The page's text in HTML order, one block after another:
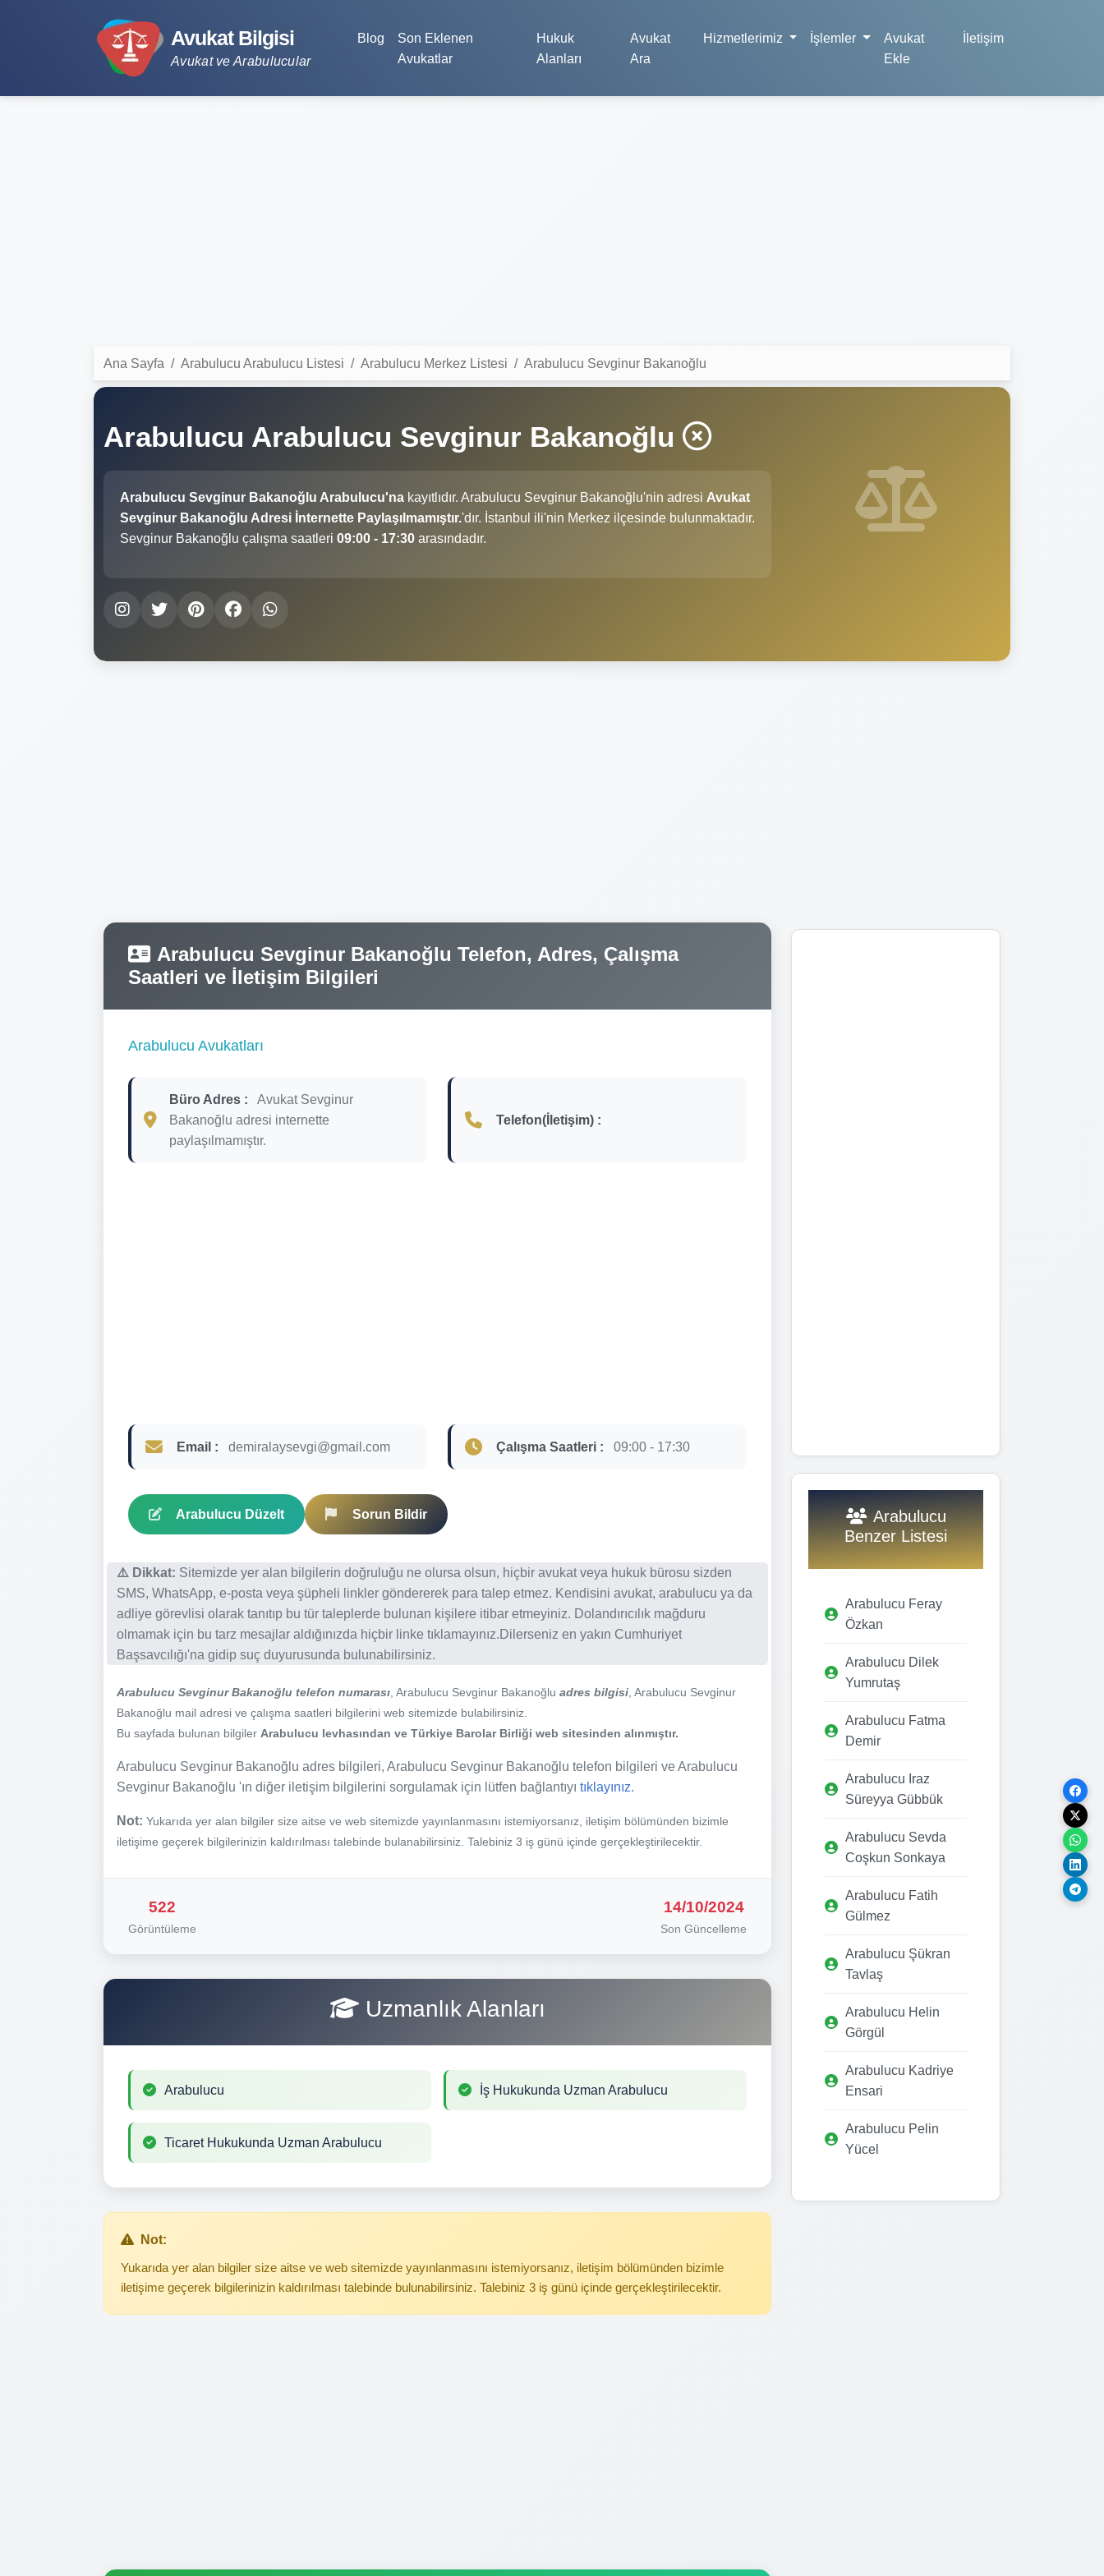
Avukat Bilgisi
Avukat ve Arabulucular
Blog
Son Eklenen
Avukatlar
Hukuk
Alanları
Avukat
Ara
Hizmetlerimiz İşlemler
Avukat
Ekle
İletişim
Ana Sayfa Arabulucu Arabulucu Listesi Arabulucu Merkez Listesi Arabulucu Sevginur Bakanoğlu
Arabulucu Arabulucu Sevginur Bakanoğlu
Arabulucu Sevginur Bakanoğlu Arabulucu'na kayıtlıdır. Arabulucu Sevginur Bakanoğlu'nin adresi Avukat
Sevginur Bakanoğlu Adresi İnternette Paylaşılmamıştır.'dır. İstanbul ili'nin Merkez ilçesinde bulunmaktadır.
Sevginur Bakanoğlu çalışma saatleri 09:00 - 17:30 arasındadır.
Arabulucu Sevginur Bakanoğlu Telefon, Adres, Çalışma
Saatleri ve İletişim Bilgileri
Arabulucu Avukatları
Büro Adres :
Avukat Sevginur
Bakanoğlu adresi internette
paylaşılmamıştır.
Telefon(İletişim) :
Email : demiralaysevgi@gmail.com Çalışma Saatleri : 09:00 - 17:30
Arabulucu Düzelt Sorun Bildir
⚠️ Dikkat: Sitemizde yer alan bilgilerin doğruluğu ne olursa olsun, hiçbir avukat veya hukuk bürosu sizden
SMS, WhatsApp, e-posta veya şüpheli linkler göndererek para talep etmez. Kendisini avukat, arabulucu ya da
adliye görevlisi olarak tanıtıp bu tür taleplerde bulunan kişilere itibar etmeyiniz. Dolandırıcılık mağduru
olmamak için bu tarz mesajlar aldığınızda hiçbir linke tıklamayınız.Dilerseniz en yakın Cumhuriyet
Başsavcılığı'na gidip suç duyurusunda bulunabilirsiniz.
Arabulucu Sevginur Bakanoğlu telefon numarası , Arabulucu Sevginur Bakanoğlu adres bilgisi , Arabulucu Sevginur
Bakanoğlu mail adresi ve çalışma saatleri bilgilerini web sitemizde bulabilirsiniz.
Bu sayfada bulunan bilgiler Arabulucu levhasından ve Türkiye Barolar Birliği web sitesinden alınmıştır.
Arabulucu Sevginur Bakanoğlu adres bilgileri, Arabulucu Sevginur Bakanoğlu telefon bilgileri ve Arabulucu
Sevginur Bakanoğlu 'ın diğer iletişim bilgilerini sorgulamak için lütfen bağlantıyı tıklayınız.
Not: Yukarıda yer alan bilgiler size aitse ve web sitemizde yayınlanmasını istemiyorsanız, iletişim bölümünden bizimle
iletişime geçerek bilgilerinizin kaldırılması talebinde bulanabilirsiniz. Talebiniz 3 iş günü içinde gerçekleştirilecektir.
522
Görüntüleme
14/10/2024
Son Güncelleme
Uzmanlık Alanları
Arabulucu İş Hukukunda Uzman Arabulucu
Ticaret Hukukunda Uzman Arabulucu
Not:
Yukarıda yer alan bilgiler size aitse ve web sitemizde yayınlanmasını istemiyorsanız, iletişim bölümünden bizimle
iletişime geçerek bilgilerinizin kaldırılması talebinde bulunabilirsiniz. Talebiniz 3 iş günü içinde gerçekleştirilecektir.
Arabulucu
Benzer Listesi
Arabulucu Feray
Özkan
Arabulucu Dilek
Yumrutaş
Arabulucu Fatma
Demir
Arabulucu Iraz
Süreyya Gübbük
Arabulucu Sevda
Coşkun Sonkaya
Arabulucu Fatih
Gülmez
Arabulucu Şükran
Tavlaş
Arabulucu Helin
Görgül
Arabulucu Kadriye
Ensari
Arabulucu Pelin
Yücel